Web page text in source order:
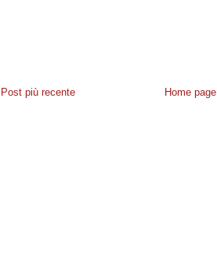
Post più recente Home page